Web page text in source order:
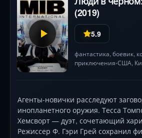
(2019)
5.9
фантастика, боевик,
приключения•США,
Агенты-новички расследуют
инопланетного оружия. Тесса
Хемсворт — дуэт, сочетающий
Режиссер Ф. Гэри Грей сохранил